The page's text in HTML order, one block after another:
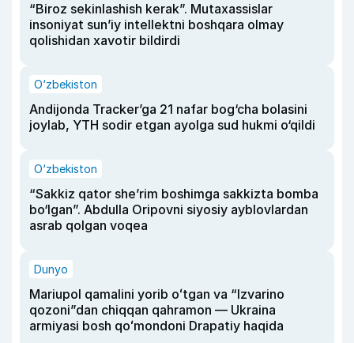
“Biroz sekinlashish kerak”. Mutaxassislar
insoniyat sun’iy intellektni boshqara olmay
qolishidan xavotir bildirdi
O‘zbekiston
Andijonda Tracker’ga 21 nafar bog‘cha bolasini
joylab, YTH sodir etgan ayolga sud hukmi o‘qildi
O‘zbekiston
“Sakkiz qator she’rim boshimga sakkizta bomba
bo‘lgan”. Abdulla Oripovni siyosiy ayblovlardan
asrab qolgan voqea
Dunyo
Mariupol qamalini yorib oʻtgan va “Izvarino
qozoni”dan chiqqan qahramon — Ukraina
armiyasi bosh qoʻmondoni Drapatiy haqida